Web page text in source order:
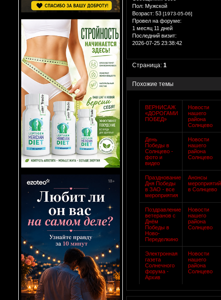
Пол: Мужской
Возраст: 53 [1973-05-06]
Провел на форуме:
1 месяц 11 дней
Последний визит:
2026-07-25 23:38:42
Страница:1
Похожие темы
ВЕРНИСАЖ
«ДОРОГАМИ
ПОБЕД»
Новости
нашего
района
Солнцево
День
Победы в
Солнцево -
фото и
видео
Новости
нашего
района
Солнцево
Празднование
Дня Победы
в ЗАО - все
мероприятия
Анонсы
мероприятий
в Солнцево
Поздравление
ветеранов с
Днём
Победы в
Ново-
Переделкино
Новости
нашего
района
Солнцево
Электронная
газета
Солнечного
форума -
Архив
Новости
нашего
района
Солнцево